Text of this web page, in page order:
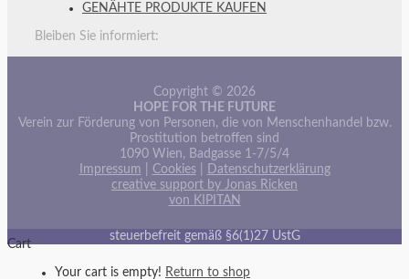
GENÄHTE PRODUKTE KAUFEN
Bleiben Sie informiert:
Copyright © 2026
HOPE FOR THE FUTURE
Verein zur Förderung von Personen, die von Menschenhandel bzw.
Prostitution betroffen sind
1090 Wien, Badgasse 1-7/5/4
Impressum
Cookies|
Datenschutzerklärung
creative support by Jonas Ricken
von KIPITAN
steuerbefreit gemäß §6(1)27 UstG
Cart
Your cart is empty! Return to shop